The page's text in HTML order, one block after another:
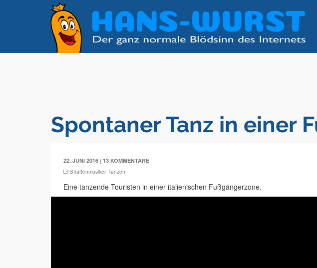
Spontaner Tanz in einer
22. JUNI 2016 | 13 KOMMENTARE
Straßenmusiker, Tanzen
Eine tanzende Touristen in einer italienischen Fußgängerzone.